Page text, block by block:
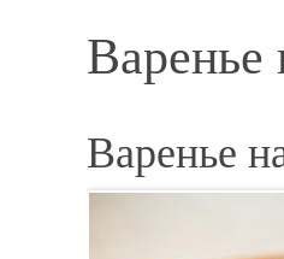
Варенье
Варенье